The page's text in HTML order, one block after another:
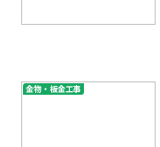
金物・板金工事